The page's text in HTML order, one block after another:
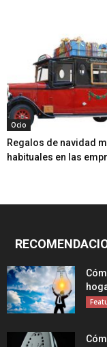
Ocio
Regalos de navidad
habituales en las